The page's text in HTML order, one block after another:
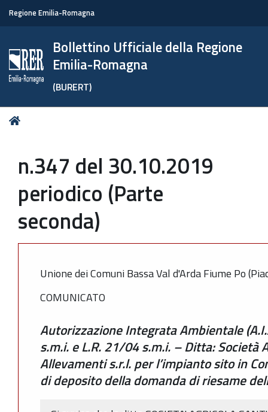
Regione Emilia-Romagna
Bollettino Ufficiale della Regione
Emilia-Romagna
(BURERT)
Tu
n.347 del 30.10.2019
periodico (Parte
seconda)
Unione dei Comuni Bassa Val d'Arda Fiume Po
COMUNICATO
Autorizzazione Integrata Ambientale
s.m.i. e L.R. 21/04 s.m.i. – Ditta: Società
Allevamenti s.r.l. per l’impianto sito in
di deposito della domanda di riesame